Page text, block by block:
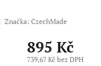
Značka: CzechMade
895 Kč
739,67 Kč bez DPH